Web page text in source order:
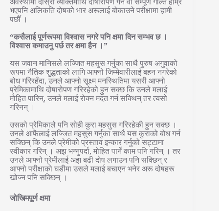
अवस्थामा दोस्रो व्यक्तिमाथि दोषारोपण गर्ने वा सम्पूर्ण गल्ति हाम्रै
भएपनि अलिकति दोषको भार अरूलाई बोकाउने परीक्षामा हामी
पर्छौँ ।
“कसैलाई पूर्णरूपमा विश्वास नगरे पनि क्षमा दिन सम्भव छ ।
विश्वास कमाउनु पर्छ तर क्षमा हैन ।”
यस जवान मानिसले लज्जित महसुस गर्नुका साथै पुरुष अगुवाको
रूपमा नैतिक शुद्धताको लागि आफ्नो जिम्मेवारीलाई बहन नगरेको
बोध गरिरहँदा, उनले आफ्नो सूक्ष्म मनस्थितिमा यसरी आफ्नो
प्रेमिकामाथि दोषारोपण गरिरहेको हुन सक्छ कि उनले मलाई
मोहित पारिन्, उनले मलाई रोक्न मदत गर्न सक्थिन् तर त्यसो
गरिनन् ।
उसको प्रेमिकाले पनि सोही कुरा महसुस गरिरहेकी हुन सक्छ ।
उनले आफैलाई लज्जित महसुस गर्नुका साथै यस कुराको बोध गर्न
सक्छिन् कि उनले प्रेमीको प्रस्ताव इन्कार गर्नुको सट्टामा
स्वीकार गरिन् । अझ भन्नुपर्दा, मोहित पार्ने काम पनि गरिन् । तर
उनले आफ्नो प्रेमीलाई अझ बढी दोष लगाउन पनि सक्छिन् र
आफ्नो परीक्षाको घडीमा उसले मलाई बचाएन भनेर अरू दोषहरू
खोज्न पनि सक्छिन् ।
जोखिमपूर्ण क्षमा